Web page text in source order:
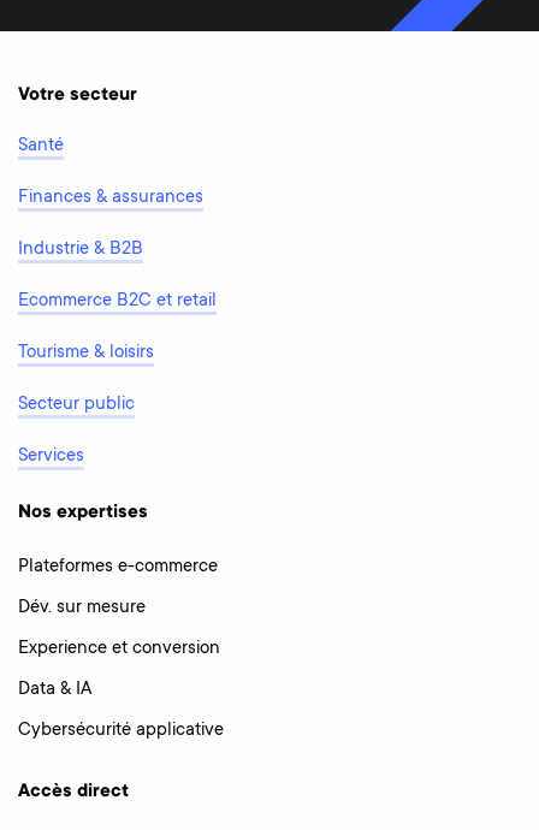
Votre secteur
Santé
Finances & assurances
Industrie & B2B
Ecommerce B2C et retail
Tourisme & loisirs
Secteur public
Services
Nos expertises
Plateformes e-commerce
Dév. sur mesure
Experience et conversion
Data & IA
Cybersécurité applicative
Accès direct